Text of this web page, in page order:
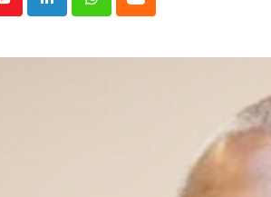
YoutubeLinkedInWhatsappCloud